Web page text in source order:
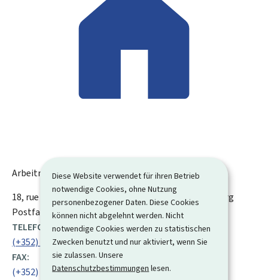
Diese Website verwendet für ihren Betrieb
notwendige Cookies, ohne Nutzung
personenbezogener Daten. Diese Cookies
können nicht abgelehnt werden. Nicht
notwendige Cookies werden zu statistischen
Zwecken benutzt und nur aktiviert, wenn Sie
sie zulassen. Unsere
Datenschutzbestimmungen lesen.
Arbeitnehmerkammer (CSL)
ADRESSE:
18, rue Auguste Lumière L-1950 Luxemburg Luxemburg
Postfach 1263 / L-1012 Luxemburg
TELEFON:
(+352) 27 49 42 00
FAX:
(+352) 27 49 42 50